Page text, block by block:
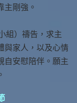
主剛強。
組）禱告，求主
與家人，以及心情
自安慰陪伴。願主